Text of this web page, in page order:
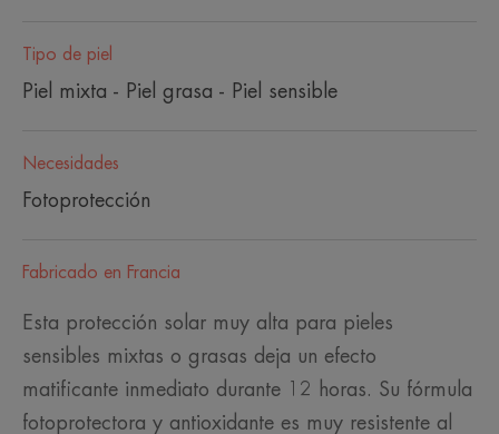
Tipo de piel
Piel mixta - Piel grasa - Piel sensible
Necesidades
Fotoprotección
Fabricado en Francia
Esta protección solar muy alta para pieles
sensibles mixtas o grasas deja un efecto
matificante inmediato durante 12 horas. Su fórmula
fotoprotectora y antioxidante es muy resistente al